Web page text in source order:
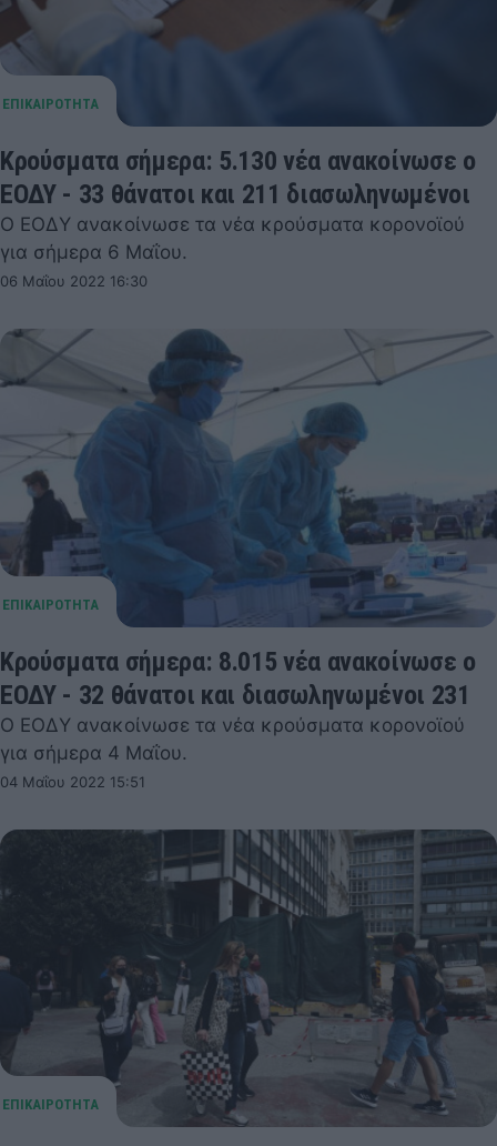
Κρούσματα σήμερα: 5.130 νέα ανακοίνωσε ο
ΕΟΔΥ - 33 θάνατοι και 211 διασωληνωμένοι
Ο ΕΟΔΥ ανακοίνωσε τα νέα κρούσματα κορονοϊού
για σήμερα 6 Μαΐου.
06 Μαΐου 2022 16:30
Κρούσματα σήμερα: 8.015 νέα ανακοίνωσε ο
ΕΟΔΥ - 32 θάνατοι και διασωληνωμένοι 231
Ο ΕΟΔΥ ανακοίνωσε τα νέα κρούσματα κορονοϊού
για σήμερα 4 Μαΐου.
04 Μαΐου 2022 15:51